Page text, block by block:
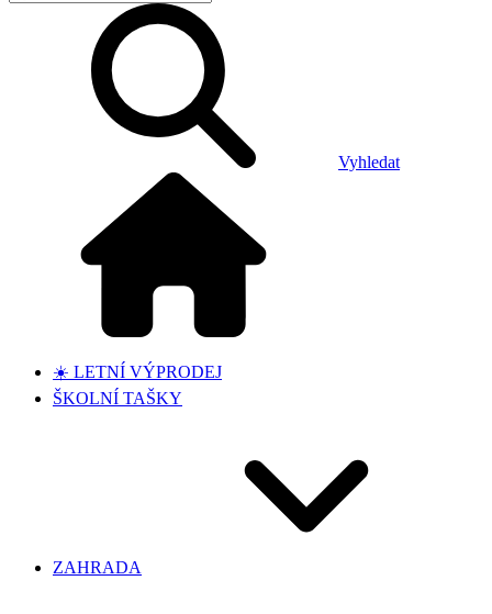
Vyhledat
☀️ LETNÍ VÝPRODEJ
ŠKOLNÍ TAŠKY
ZAHRADA